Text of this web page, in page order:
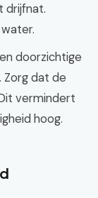
drijfnat.
doorzichtige
Zorg dat de
vermindert
hoog.